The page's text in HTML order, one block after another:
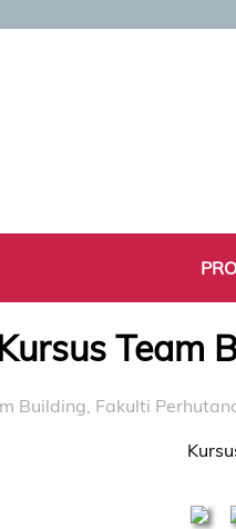
Team
Building, Fakulti